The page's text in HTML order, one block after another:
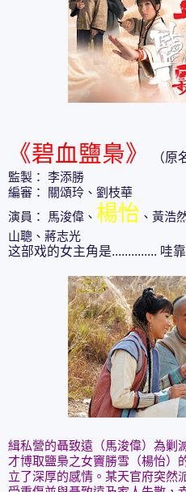
《碧血鹽梟》
（原
監製： 李添勝
編審： 關頌玲、劉枝華
演員： 馬浚偉、 楊怡 、黃浩
山聰、蔣志光
这部戏的女主角是.............. 哇
緝私營的聶致遠（馬浚偉）為剿
才博取鹽梟之女竇勝雪（楊怡）
立了深厚的感情。某天官府突然